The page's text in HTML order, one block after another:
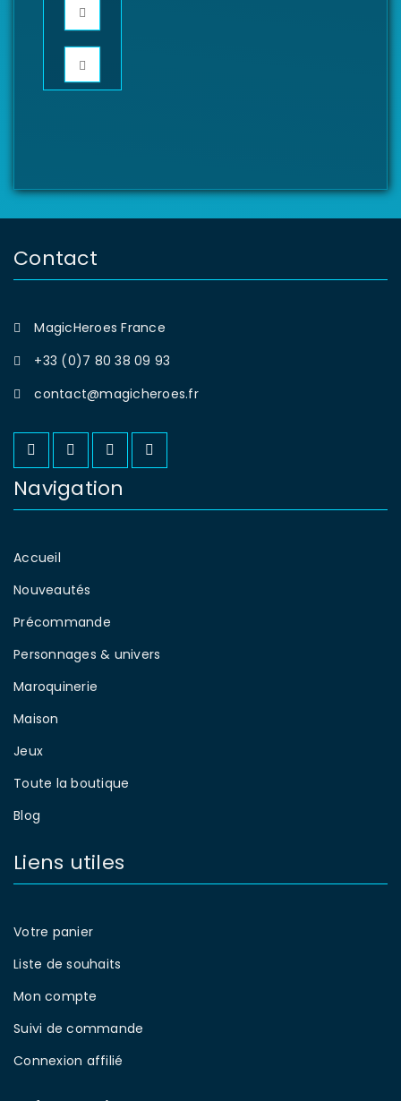
Contact
MagicHeroes France
+33 (0)7 80 38 09 93
contact@magicheroes.fr
Navigation
Accueil
Nouveautés
Précommande
Personnages & univers
Maroquinerie
Maison
Jeux
Toute la boutique
Blog
Liens utiles
Votre panier
Liste de souhaits
Mon compte
Suivi de commande
Connexion affilié